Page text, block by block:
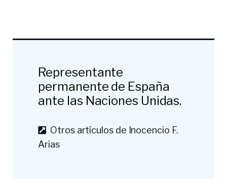
Representante
permanente de España
ante las Naciones Unidas.
Otros artículos de Inocencio F.
Arias